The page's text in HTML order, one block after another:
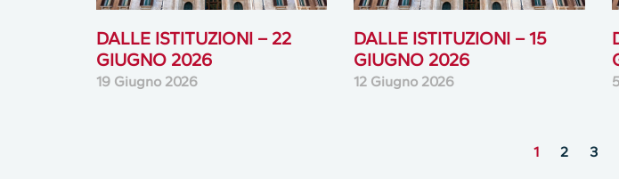
DALLE ISTITUZIONI – 22
GIUGNO 2026
19 Giugno 2026
DALLE ISTITUZIONI – 15
GIUGNO 2026
12 Giugno 2026
1 2 3